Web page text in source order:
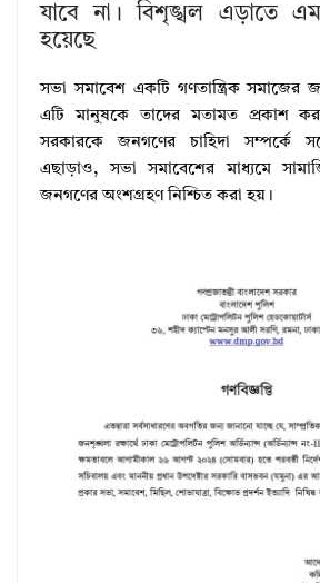
যাবে না। বিশৃঙ্খল এড়াতে
হয়েছে
সভা সমাবেশ একটি গণতান্ত্রিক সমাজের
এটি মানুষকে তাদের মতামত প্রকাশ
সরকারকে জনগণের চাহিদা সম্পর্কে
এছাড়াও, সভা সমাবেশের মাধ্যমে
জনগণের অংশগ্রহণ নিশ্চিত করা হয়।